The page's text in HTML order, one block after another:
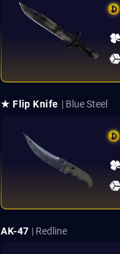
★ Flip Knife | Blue Steel
AK-47 | Redline